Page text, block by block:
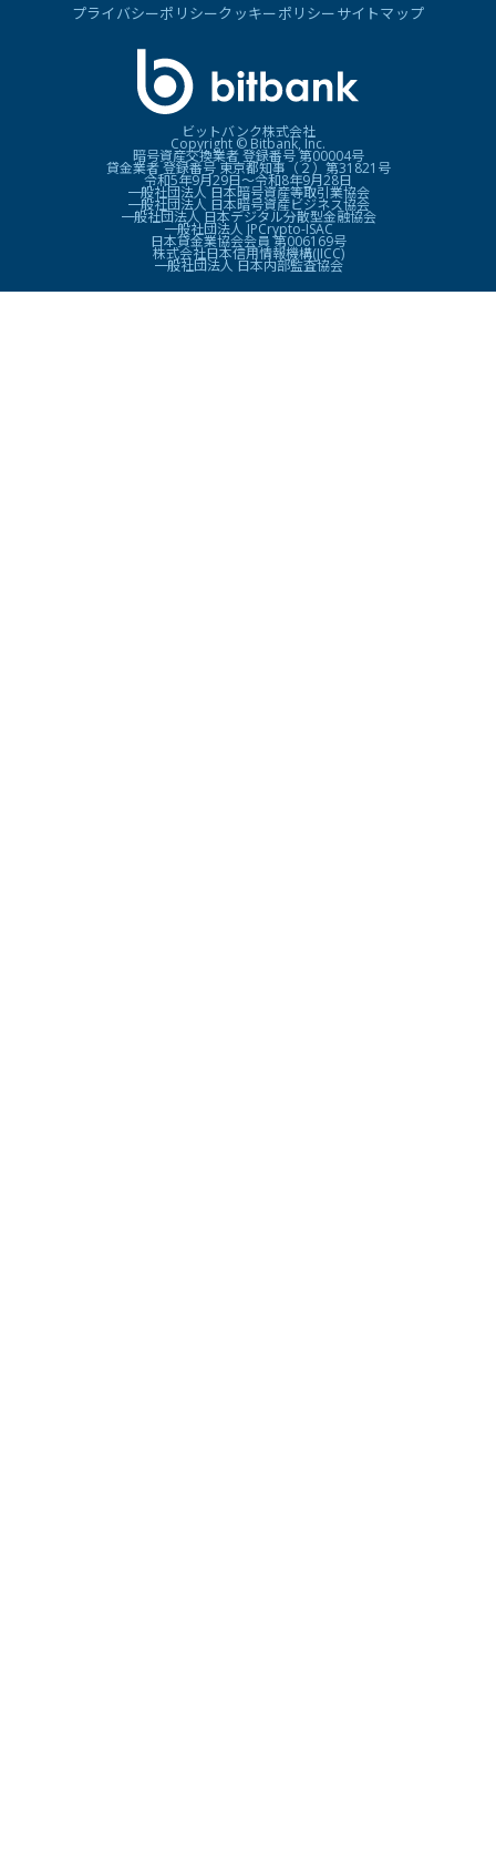
プライバシーポリシークッキーポリシーサイトマップ
ビットバンク株式会社
Copyright © Bitbank, Inc.
暗号資産交換業者 登録番号 第00004号
貸金業者 登録番号 東京都知事（２）第31821号
令和5年9月29日〜令和8年9月28日
一般社団法人 日本暗号資産等取引業協会
一般社団法人 日本暗号資産ビジネス協会
一般社団法人 日本デジタル分散型金融協会
一般社団法人 JPCrypto-ISAC
日本貸金業協会会員 第006169号
株式会社日本信用情報機構(JICC)
一般社団法人 日本内部監査協会